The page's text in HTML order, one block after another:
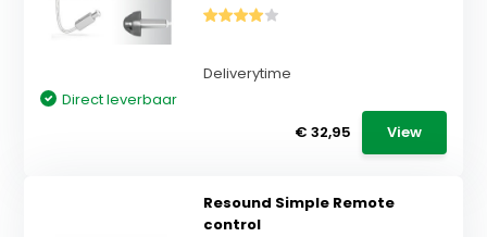
Deliverytime
Direct leverbaar
€ 32,95
View
Resound Simple Remote
control